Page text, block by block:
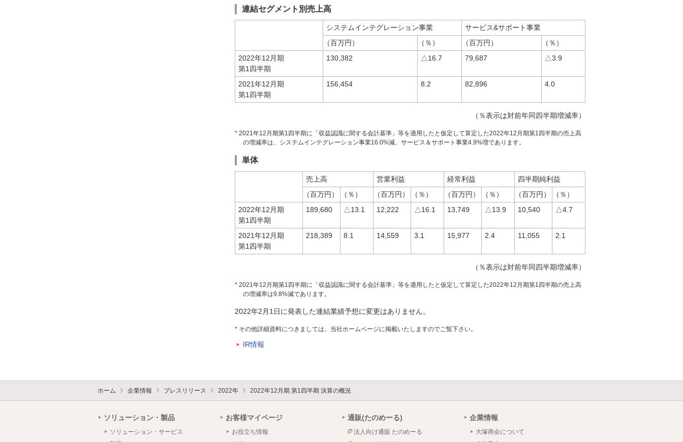
連結セグメント別売上高
システムインテグレーション事業
サービス&サポート事業
（百万円）
（％） （百万円）
（％）
2022年12月期
第1四半期
130,382 △16.7 79,687 △3.9
2021年12月期
第1四半期
156,454 8.2 82,896 4.0
（％表示は対前年同四半期増減率）
* 2021年12月期第1四半期に「収益認識に関する会計基準」等を適用したと仮定して算定した2022年12月期第1四半期の売上高
の増減率は、システムインテグレーション事業16.0%減、サービス＆サポート事業4.9%増であります。
単体
売上高 営業利益 経常利益
四半期純利益
（百万円）
（％） （百万円） （％） （百万円） （％） （百万円）
（％）
2022年12月期
第1四半期
189,680 △13.1 12,222 △16.1 13,749 △13.9 10,540 △4.7
2021年12月期
第1四半期
218,389 8.1 14,559 3.1 15,977 2.4 11,055 2.1
（％表示は対前年同四半期増減率）
* 2021年12月期第1四半期に「収益認識に関する会計基準」等を適用したと仮定して算定した2022年12月期第1四半期の売上高
の増減率は9.8%減であります。
2022年2月1日に発表した連結業績予想に変更はありません。
* その他詳細資料につきましては、当社ホームページに掲載いたしますのでご覧下さい。
IR情報
ホーム 企業情報 プレスリリース 2022年 2022年12月期 第1四半期 決算の概況
ソリューション・製品
ソリューション・サービス
お客様マイページ
お役立ち情報
通販(たのめーる)
法人向け通販 たのめーる
企業情報
大塚商会について